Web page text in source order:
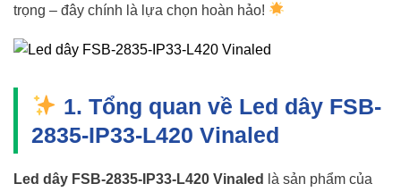
trọng – đây chính là lựa chọn hoàn hảo!
1. Tổng quan về Led dây FSB-
2835-IP33-L420 Vinaled
Led dây FSB-2835-IP33-L420 Vinaled
là sản phẩm của